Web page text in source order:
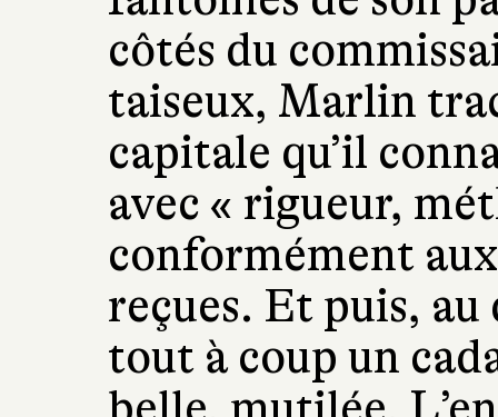
côtés du
taiseux, Marlin
capitale qu’il
avec « rigueur,
conformément
reçues. Et puis, au
tout à coup un